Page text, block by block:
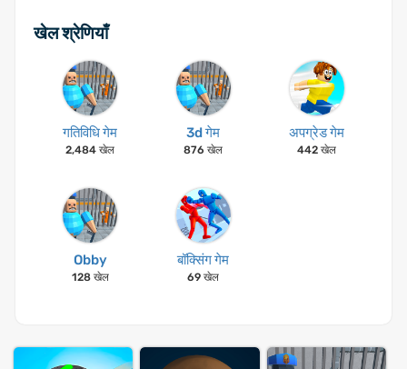
खेल श्रेणियाँ
गतिविधि गेम
2,484 खेल
3d गेम
876 खेल
अपग्रेड गेम
442 खेल
Obby
128 खेल
बॉक्सिंग गेम
69 खेल